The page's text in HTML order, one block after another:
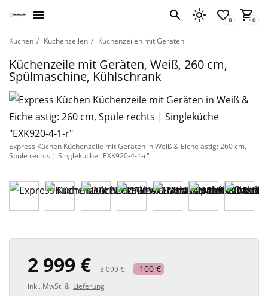
Küchen Küchenzeilen Küchenzeilen mit Geräten
Küchenzeile mit Geräten, Weiß, 260 cm,
Spülmaschine, Kühlschrank
Express Küchen Küchenzeile mit Geräten in Weiß & Eiche astig: 260 cm,
Spüle rechts | Singleküche "EXK920-4-1-r"
2 999 € 3 099 € -100 €
inkl. MwSt. & Lieferung